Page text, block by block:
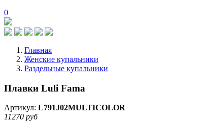
0
Главная
Женские купальники
Раздельные купальники
Плавки Luli Fama
Артикул: L791J02MULTICOLOR
11270 руб